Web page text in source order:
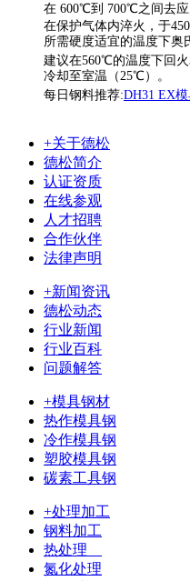
在 600℃到 700℃之间去应
在保护气体内淬火，于
所需硬度适宜的温度下奥
建议在560℃的温度下回
冷却至室温（25℃）。
每日钢料推荐:DH31 EX模
+关于德松
德松简介
认证资质
在线参观
人才招聘
合作伙伴
法律声明
+新闻资讯
德松动态
行业新闻
行业百科
问题解答
+模具钢材
热作模具钢
冷作模具钢
塑胶模具钢
碳素工具钢
+处理加工
钢料加工
热处理
氮化处理